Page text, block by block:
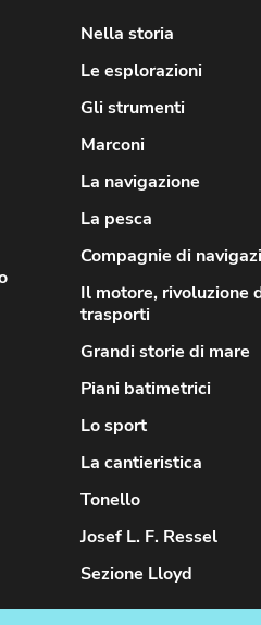
Nella storia
Le esplorazioni
Gli strumenti
Marconi
La navigazione
La pesca
Compagnie di
Il motore, rivoluzione
trasporti
Grandi storie di mare
Piani batimetrici
Lo sport
La cantieristica
Tonello
Josef L. F. Ressel
Sezione Lloyd